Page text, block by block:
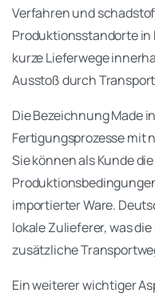
Verfahren und
Produktionsstandorte
kurze Lieferwege
Ausstoß durch
Die Bezeichnung Made
Fertigungsprozesse mit
Sie können als Kunde
importierter Ware.
lokale Zulieferer, was
zusätzliche
Ein weiterer wichtiger